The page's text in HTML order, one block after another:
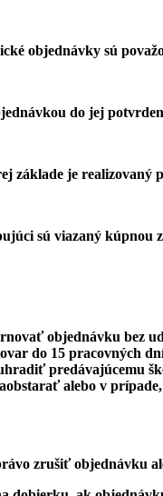
objednávky sú
do jej
základe je realizovaný
sú viazaný kúpnou
objednávku bez
do 15 pracovných
predávajúcemu
alebo v
zrušiť objednávku